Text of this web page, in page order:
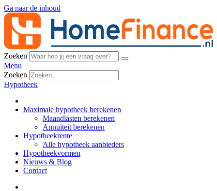
Ga naar de inhoud
Zoeken
Menu
Zoeken
Hypotheek
Maximale hypotheek berekenen
Maandlasten berekenen
Annuïteit berekenen
Hypotheekrente
Alle hypotheek aanbieders
Hypotheekvormen
Nieuws & Blog
Contact